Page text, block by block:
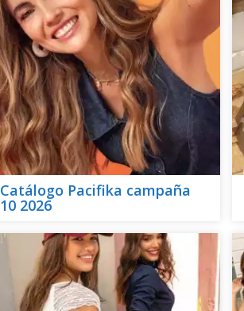
Catálogo Pacifika campaña
10 2026